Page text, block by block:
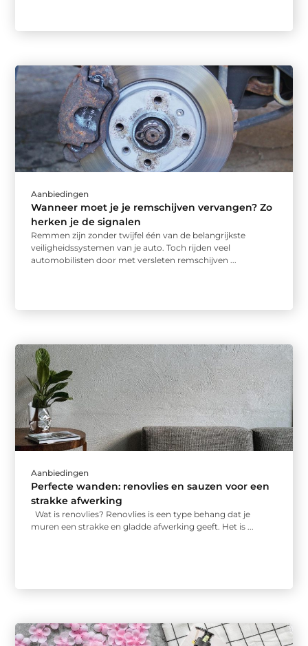
Aanbiedingen
Wanneer moet je je remschijven vervangen? Zo
herken je de signalen
Remmen zijn zonder twijfel één van de belangrijkste
veiligheidssystemen van je auto. Toch rijden veel
automobilisten door met versleten remschijven ...
Aanbiedingen
Perfecte wanden: renovlies en sauzen voor een
strakke afwerking
Wat is renovlies? Renovlies is een type behang dat je
muren een strakke en gladde afwerking geeft. Het is ...